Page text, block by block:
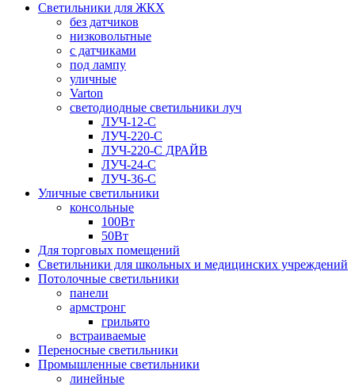
Светильники для ЖКХ
без датчиков
низковольтные
с датчиками
под лампу
уличные
Varton
светодиодные светильники луч
ЛУЧ-12-С
ЛУЧ-220-С
ЛУЧ-220-С ДРАЙВ
ЛУЧ-24-С
ЛУЧ-36-С
Уличные светильники
консольные
100Вт
50Вт
Для торговых помещений
Светильники для школьных и медицинских учреждений
Потолочные светильники
панели
армстронг
грильято
встраиваемые
Переносные светильники
Промышленные светильники
линейные